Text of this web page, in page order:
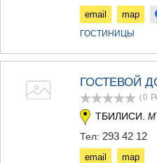
НИНОЦМИНДА
КВЕМО КАРТЛИ
email map
ГОСТИНИЦЫ
ГОСТЕВОЙ
(0
ТБИЛИСИ.
Тел: 293 42 12
email map